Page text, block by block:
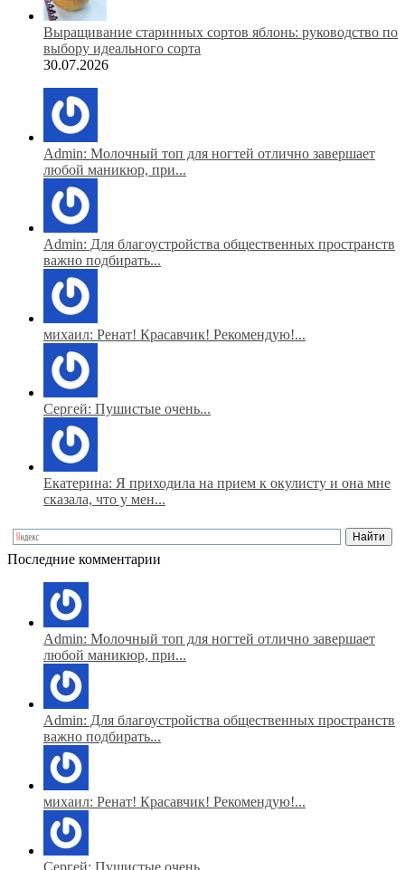
Выращивание старинных сортов яблонь: руководство по
выбору идеального сорта
30.07.2026
Admin: Молочный топ для ногтей отлично завершает
любой маникюр, при...
Admin: Для благоустройства общественных пространств
важно подбирать...
михаил: Ренат! Красавчик! Рекомендую!...
Сергей: Пушистые очень...
Екатерина: Я приходила на прием к окулисту и она мне
сказала, что у мен...
Последние комментарии
Admin: Молочный топ для ногтей отлично завершает
любой маникюр, при...
Admin: Для благоустройства общественных пространств
важно подбирать...
михаил: Ренат! Красавчик! Рекомендую!...